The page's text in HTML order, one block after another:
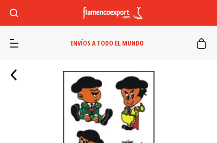
ENVÍOS A TODO EL MUNDO